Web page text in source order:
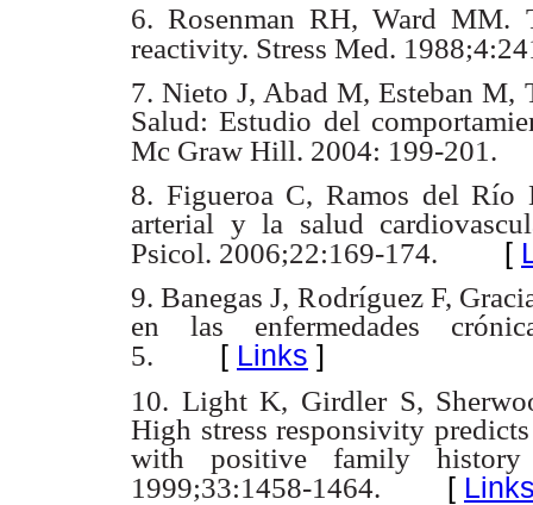
6. Rosenman RH, Ward MM.
reactivity. Stress Med.
7. Nieto J, Abad M, Esteban M,
Salud: Estudio del
Mc Graw Hill. 2004: 199-201.
8. Figueroa C, Ramos del Río
arterial y la salud
Psicol. 2006;22:169-174. [
9. Banegas J, Rodríguez F,
en las enfermedades
5. [ Links ]
10. Light K, Girdler S,
High stress responsivity
with positive family
1999;33:1458-1464. [